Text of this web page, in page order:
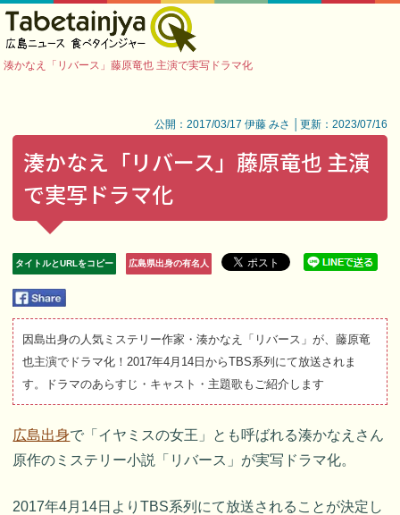
湊かなえ「リバース」藤原竜也 主演で実写ドラマ化
公開：2017/03/17 伊藤 みさ │更新：2023/07/16
湊かなえ「リバース」藤原竜也 主演
で実写ドラマ化
タイトルとURLをコピー 広島県出身の有名人
因島出身の人気ミステリー作家・湊かなえ「リバース」が、藤原竜
也主演でドラマ化！2017年4月14日からTBS系列にて放送されま
す。ドラマのあらすじ・キャスト・主題歌もご紹介します
広島出身で「イヤミスの女王」とも呼ばれる湊かなえさん
原作のミステリー小説「リバース」が実写ドラマ化。
2017年4月14日よりTBS系列にて放送されることが決定し